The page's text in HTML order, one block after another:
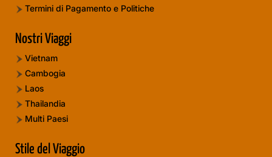
Termini di Pagamento e Politiche
Nostri Viaggi
Vietnam
Cambogia
Laos
Thailandia
Multi Paesi
Stile del Viaggio